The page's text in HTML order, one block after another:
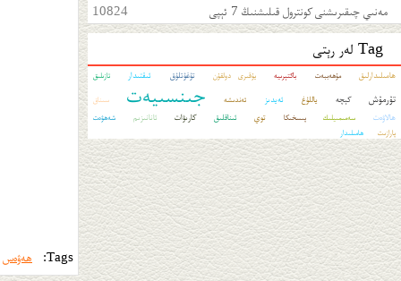
10824
مەنىي چىقىرىشنى كونترول قىلىشنىڭ 7 ئېپى
Tag لەر رېتى
ھامىلىدارلىق مۇھەببەت باكتېرىيە يۇقىرى دولقۇن تۇغۇتلۇق ئىقتىدار تازىلىق
تۇرمۇش كېچە ياللۇغ ئەيدىز ئەندىشە جىنسىيەت سىناق
ھالاۋەت سەمىمىيلىك پىسخىكا توي ئىناقلىق كارىۋات ئانانىزىم
شەھۋەت
پارازىت
ھامىلىدار
Tags: ھەۋەس